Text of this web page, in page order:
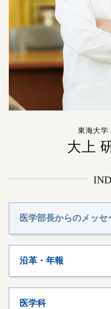
東海大学
大上
医学部長からのメッセ
沿革・年報
医学科